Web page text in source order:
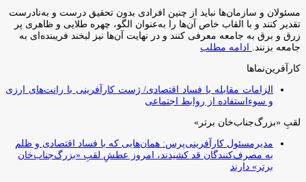
مسئولان و سازمان‌ها نباید از چنین افرادی بدون تحقیق درست و به‌نادرست
تقدیر کنند و با القاب خاص آ‌ن‌ها را به‌عنوان الگو، چهره طلایی و ظاهری پر
زرق و برق به جامعه معرفی کنند و در نهایت آن‌ها نیز لبخند فریبنده‌ای به
جامعه بزنند. ادامه مطلب
کارآفرین‌نماها
الزامات مقابله با فساد اقتصادی/ ژست کارآفرینی با رانت‌های ارزی
و سوءاستفاده از روابط اجتماعی
لقبِ «بزرگ‌جناب‌خان برتر»
مدیرمسئول کارآفرینی‌پرس: همان‌هایی که با فساد اقتصادی و ظلم
به مصرف‌کنندگان قد کشیدند، امروز عطشِ لقبِ «بزرگ‌جناب‌خان
برتر» دارند